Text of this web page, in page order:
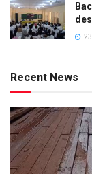
23
Recent News